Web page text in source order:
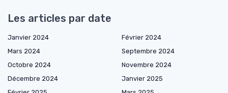
Les articles par date
Janvier 2024
Février 2024
Mars 2024
Septembre 2024
Octobre 2024
Novembre 2024
Décembre 2024
Janvier 2025